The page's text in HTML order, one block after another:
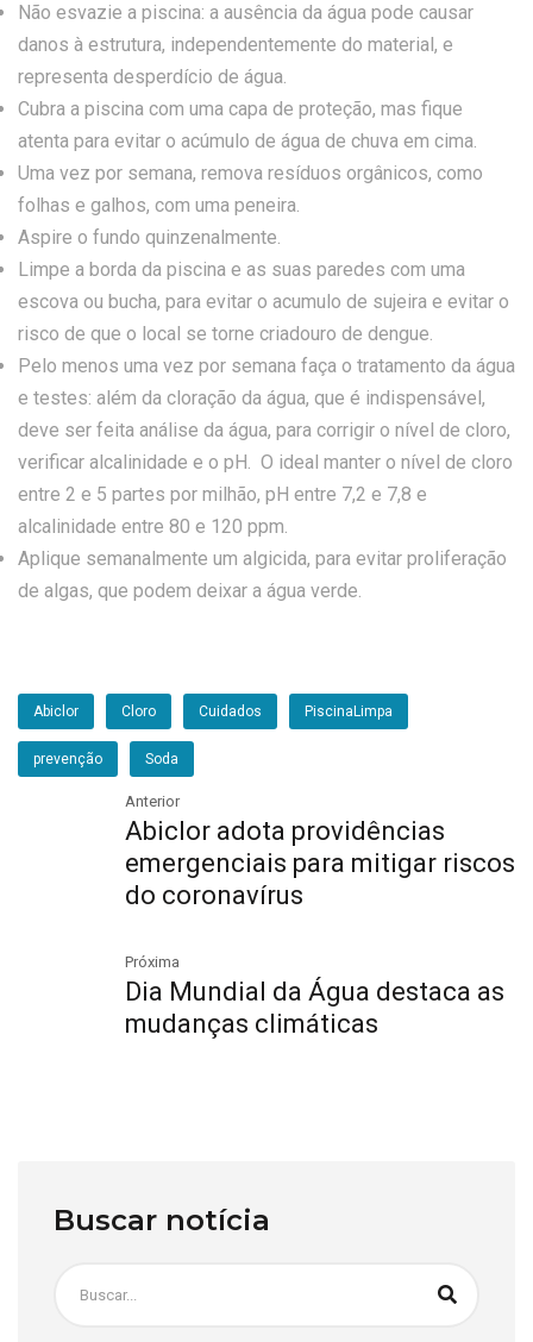
Não esvazie a piscina: a ausência da água pode causar
danos à estrutura, independentemente do material, e
representa desperdício de água.
Cubra a piscina com uma capa de proteção, mas fique
atenta para evitar o acúmulo de água de chuva em cima.
Uma vez por semana, remova resíduos orgânicos, como
folhas e galhos, com uma peneira.
Aspire o fundo quinzenalmente.
Limpe a borda da piscina e as suas paredes com uma
escova ou bucha, para evitar o acumulo de sujeira e evitar o
risco de que o local se torne criadouro de dengue.
Pelo menos uma vez por semana faça o tratamento da água
e testes: além da cloração da água, que é indispensável,
deve ser feita análise da água, para corrigir o nível de cloro,
verificar alcalinidade e o pH. O ideal manter o nível de cloro
entre 2 e 5 partes por milhão, pH entre 7,2 e 7,8 e
alcalinidade entre 80 e 120 ppm.
Aplique semanalmente um algicida, para evitar proliferação
de algas, que podem deixar a água verde.
Abiclor Cloro Cuidados PiscinaLimpa
prevenção Soda
Anterior
Abiclor adota providências
emergenciais para mitigar riscos
do coronavírus
Próxima
Dia Mundial da Água destaca as
mudanças climáticas
Buscar notícia